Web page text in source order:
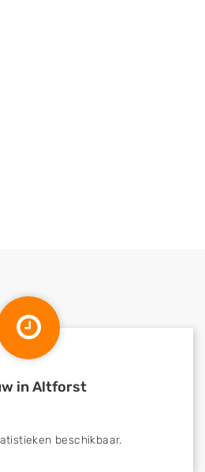
in Altforst
beschikbaar.